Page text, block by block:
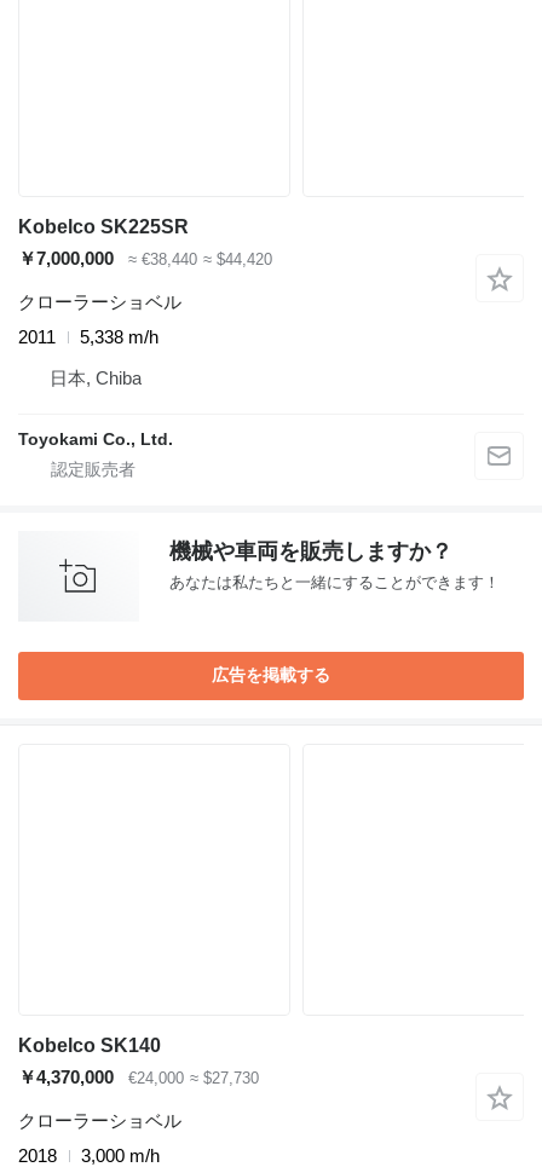
Kobelco SK225SR
￥7,000,000
≈ €38,440 ≈ $44,420
クローラーショベル
2011
5,338 m/h
日本, Chiba
Toyokami Co., Ltd.
機械や車両を販売しますか？
あなたは私たちと一緒にすることができます！
広告を掲載する
Kobelco SK140
￥4,370,000
€24,000 ≈ $27,730
クローラーショベル
2018
3,000 m/h